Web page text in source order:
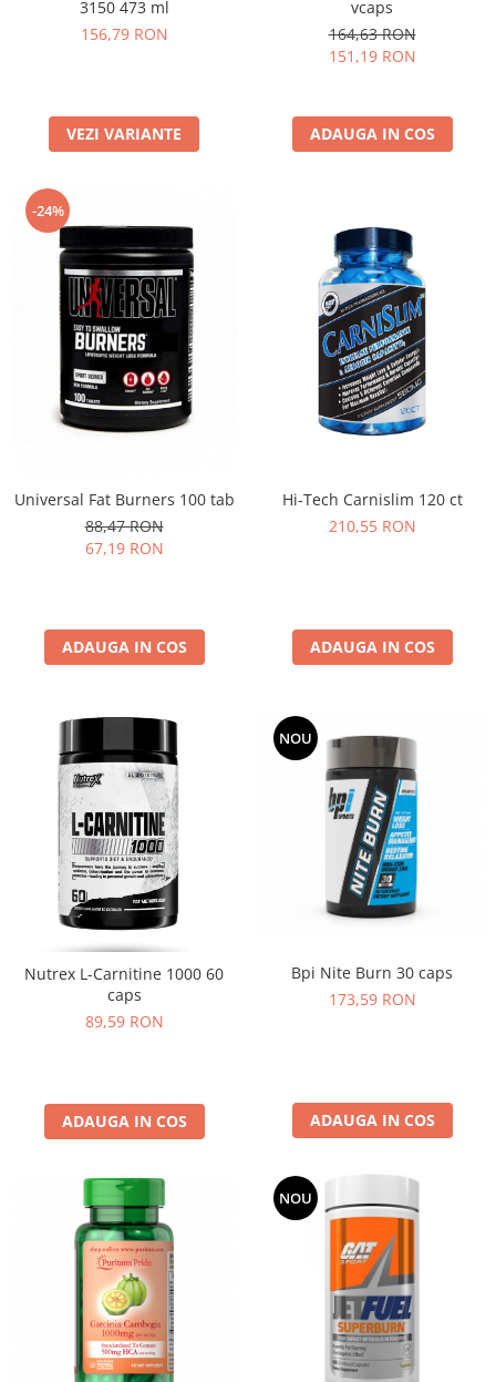
3150 473 ml
156,79 RON
VEZI VARIANTE
vcaps
164,63 RON
151,19 RON
ADAUGA IN COS
-24%
Universal Fat Burners 100 tab
88,47 RON
67,19 RON
ADAUGA IN COS
Hi-Tech Carnislim 120 ct
210,55 RON
ADAUGA IN COS
Nutrex L-Carnitine 1000 60
caps
89,59 RON
ADAUGA IN COS
NOU
Bpi Nite Burn 30 caps
173,59 RON
ADAUGA IN COS
NOU